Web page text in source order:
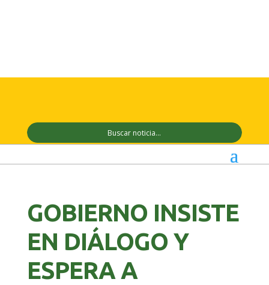
GOBIERNO INSISTE
EN DIÁLOGO Y
ESPERA A